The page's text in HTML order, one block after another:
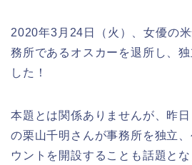
2020年3月24日（火）、女優の
務所であるオスカーを退所し、
した！
本題とは関係ありませんが、昨
の栗山千明さんが事務所を独立
ウントを開設することも話題とな